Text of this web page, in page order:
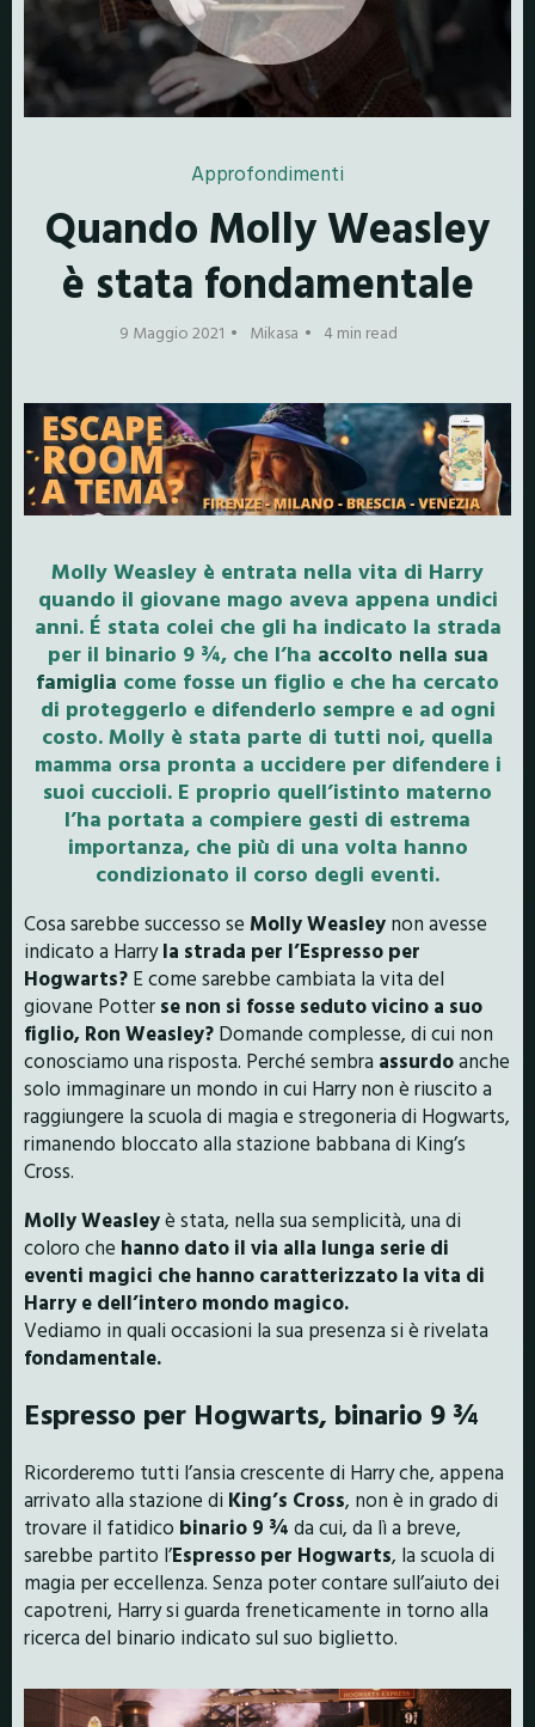
Approfondimenti
Quando Molly Weasley
è stata fondamentale
9 Maggio 2021 Mikasa 4 min read
Molly Weasley è entrata nella vita di Harry
quando il giovane mago aveva appena undici
anni. É stata colei che gli ha indicato la strada
per il binario 9 ¾, che l’ha accolto nella sua
famiglia come fosse un figlio e che ha cercato
di proteggerlo e difenderlo sempre e ad ogni
costo. Molly è stata parte di tutti noi, quella
mamma orsa pronta a uccidere per difendere i
suoi cuccioli. E proprio quell’istinto materno
l’ha portata a compiere gesti di estrema
importanza, che più di una volta hanno
condizionato il corso degli eventi.
Cosa sarebbe successo se Molly Weasley non avesse
indicato a Harryla strada per l’Espresso per
Hogwarts? E come sarebbe cambiata la vita del
giovane Potter se non si fosse seduto vicino a suo
figlio, Ron Weasley? Domande complesse, di cui non
conosciamo una risposta. Perché sembra assurdoanche
solo immaginare un mondo in cui Harry non è riuscito a
raggiungere la scuola di magia e stregoneria di Hogwarts,
rimanendo bloccato alla stazione babbana di King’s
Cross.
Molly Weasleyè stata, nella sua semplicità, una di
coloro che hanno dato il via alla lunga serie di
eventi magici che hanno caratterizzato la vita di
Harry e dell’intero mondo magico.
Vediamo in quali occasioni la sua presenza si è rivelata
fondamentale.
Espresso per Hogwarts, binario 9¾
Ricorderemo tutti l’ansia crescente di Harry che, appena
arrivato alla stazione di King’s Cross, non è in grado di
trovare il fatidico binario 9 ¾ da cui, da lì a breve,
sarebbe partito l’Espresso per Hogwarts, la scuola di
magia per eccellenza. Senza poter contare sull’aiuto dei
capotreni, Harry si guarda freneticamente in torno alla
ricerca del binario indicato sul suo biglietto.